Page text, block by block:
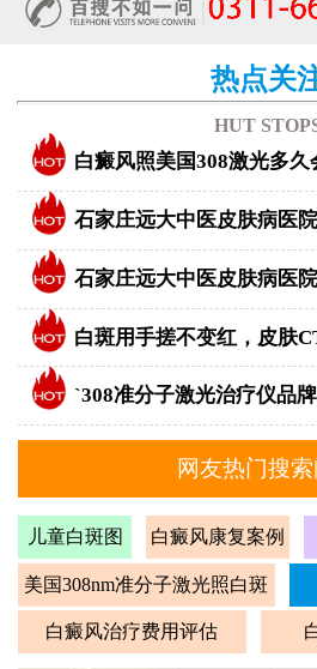
热点关
HUT
石家庄远大中医皮肤病医
石家庄远大中医皮肤病医
网友热门搜
儿童白斑图 白癜风康复案例
美国308nm准分子激光照白斑
白癜风治疗费用评估